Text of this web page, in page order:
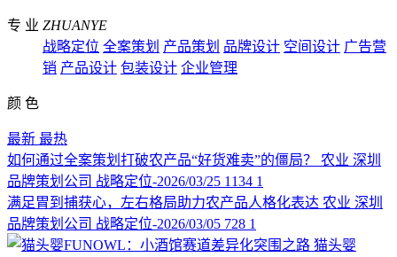
专 业 ZHUANYE
战略定位 全案策划 产品策划 品牌设计 空间设计 广告营
销 产品设计 包装设计 企业管理
颜 色
最新 最热
如何通过全案策划打破农产品“好货难卖”的僵局？
农业 深圳
品牌策划公司 战略定位-2026/03/25 1134 1
满足胃到捕获心，左右格局助力农产品人格化表达 农业 深圳
品牌策划公司 战略定位-2026/03/05 728 1
猫头婴